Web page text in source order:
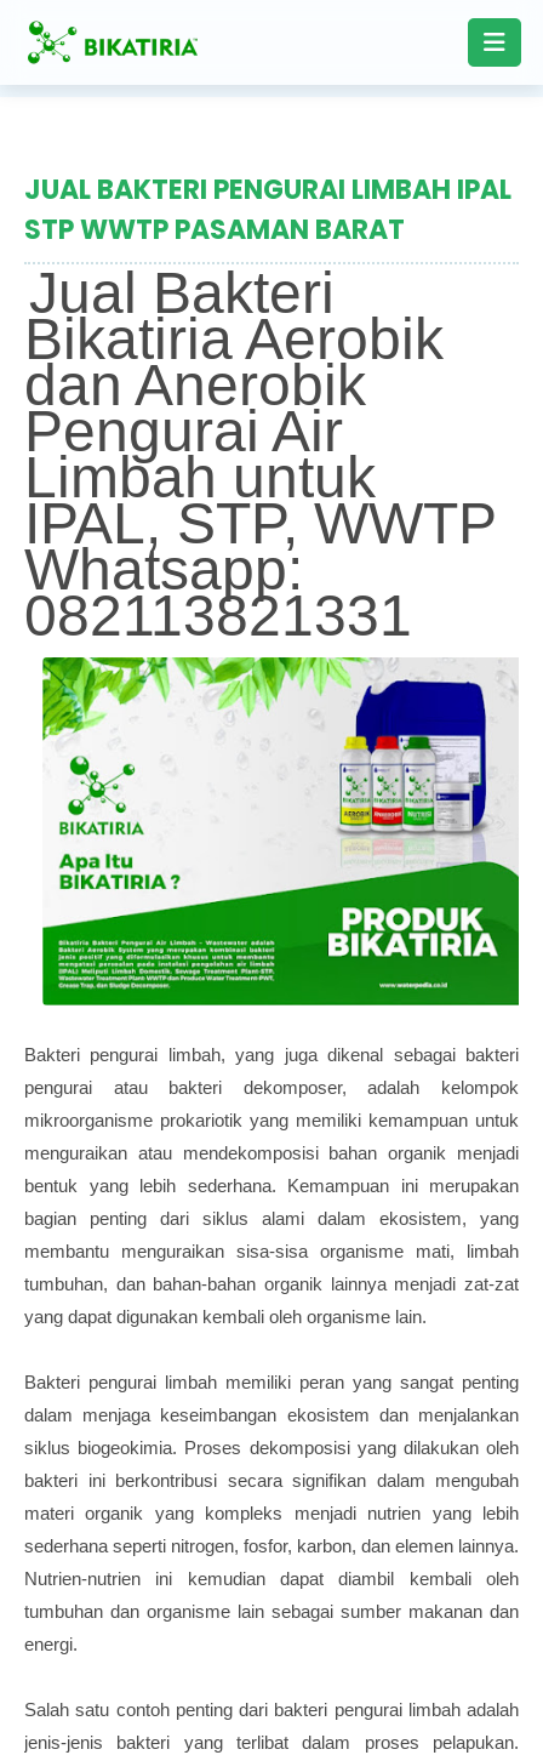
JUAL BAKTERI PENGURAI LIMBAH IPAL
STP WWTP PASAMAN BARAT
Jual Bakteri
Bikatiria Aerobik
dan Anerobik
Pengurai Air
Limbah untuk
IPAL, STP, WWTP
Whatsapp:
082113821331
Bakteri pengurai limbah, yang juga dikenal sebagai bakteri
pengurai atau bakteri dekomposer, adalah kelompok
mikroorganisme prokariotik yang memiliki kemampuan untuk
menguraikan atau mendekomposisi bahan organik menjadi
bentuk yang lebih sederhana. Kemampuan ini merupakan
bagian penting dari siklus alami dalam ekosistem, yang
membantu menguraikan sisa-sisa organisme mati, limbah
tumbuhan, dan bahan-bahan organik lainnya menjadi zat-zat
yang dapat digunakan kembali oleh organisme lain.
Bakteri pengurai limbah memiliki peran yang sangat penting
dalam menjaga keseimbangan ekosistem dan menjalankan
siklus biogeokimia. Proses dekomposisi yang dilakukan oleh
bakteri ini berkontribusi secara signifikan dalam mengubah
materi organik yang kompleks menjadi nutrien yang lebih
sederhana seperti nitrogen, fosfor, karbon, dan elemen lainnya.
Nutrien-nutrien ini kemudian dapat diambil kembali oleh
tumbuhan dan organisme lain sebagai sumber makanan dan
energi.
Salah satu contoh penting dari bakteri pengurai limbah adalah
jenis-jenis bakteri yang terlibat dalam proses pelapukan.